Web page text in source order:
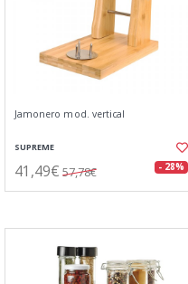
Jamonero mod. vertical
SUPREME
41,49€ 57,78€ - 28%